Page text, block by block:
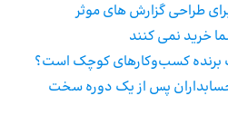
برنده کسب‌وکارهای کوچک است؟
حسابداران پس از یک دوره سخت